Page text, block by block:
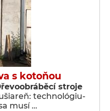
s kotoňou
stroje
technológiu-
musí …